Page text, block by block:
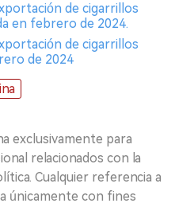
de cigarrillos
en febrero de 2024.
de cigarrillos
de 2024
exclusivamente para
relacionados con la
Cualquier referencia a
únicamente con fines